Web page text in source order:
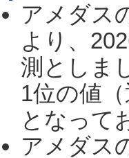
アメダス
より、
測としま
1位の値
となって
アメダス